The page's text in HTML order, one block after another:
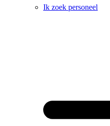
Ik zoek personeel